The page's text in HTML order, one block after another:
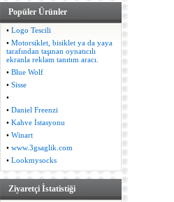
Popüler Ürünler
• Logo Tescili
• Motorsiklet, bisiklet ya da yaya
tarafından taşınan oynatıcılı
ekranla reklam tanıtım aracı.
• Blue Wolf
• Sisse
•
• Daniel Freenzi
• Kahve İstasyonu
• Winart
• www.3gsaglik.com
• Lookmysocks
Ziyaretçi İstatistiği